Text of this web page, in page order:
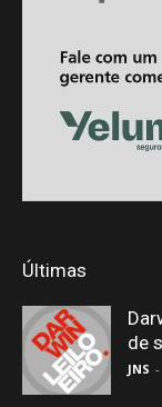
Últimas
de
JNS -